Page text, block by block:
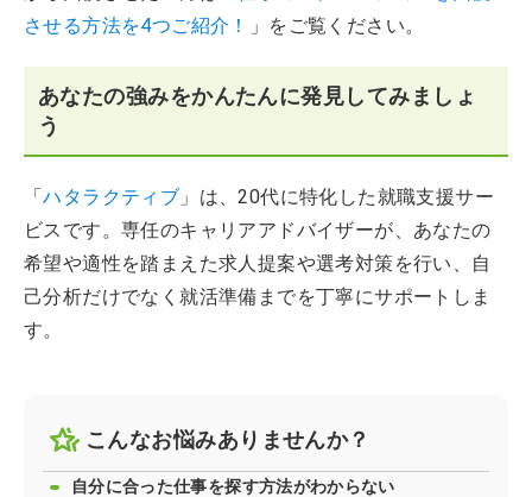
させる方法を4つご紹介！
」をご覧ください。
あなたの強みをかんたんに発見してみましょ
う
「ハタラクティブ 」は、20代に特化した就職支援サー
ビスです。専任のキャリアアドバイザーが、あなたの
希望や適性を踏まえた求人提案や選考対策を行い、自
己分析だけでなく就活準備までを丁寧にサポートしま
す。
こんなお悩みありませんか？
自分に合った仕事を探す方法がわからない